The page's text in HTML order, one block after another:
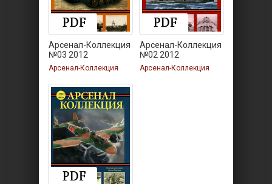
Арсенал-Коллекция
№03 2012
Арсенал-Коллекция
Арсенал-Коллекция
№02 2012
Арсенал-Коллекция